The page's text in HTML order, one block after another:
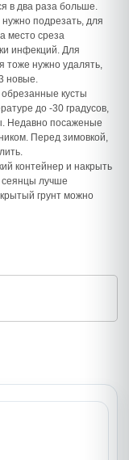
в два раза больше.
подрезать, для
место среза
инфекций. Для
тоже нужно удалять,
новые.
кусты
до -30 градусов,
Недавно посаженые
Перед зимовкой,
контейнер и накрыть
сеянцы лучше
грунт можно